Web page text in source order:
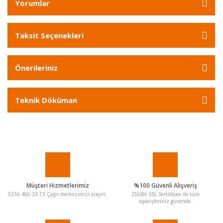
Yorumlar
Taksit Seçenekleri
Önerileriniz
Teknik Döküman
Müşteri Hizmetlerimiz
0216 466 33 73 Çağrı merkezimizi arayın.
%100 Güvenli Alışveriş
256Bit SSL Sertifikası ile tüm
siparişleriniz güvende.